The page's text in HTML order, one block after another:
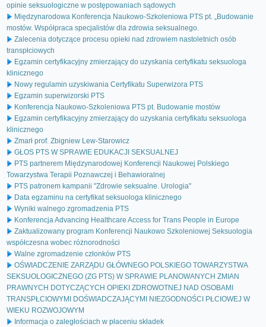
opinie seksuologiczne w postępowaniach sądowych
Międzynarodowa Konferencja Naukowo-Szkoleniowa PTS pt. „Budowanie
mostów. Współpraca specjalistów dla zdrowia seksualnego.
Zalecenia dotyczące procesu opieki nad zdrowiem nastoletnich osób
transpłciowych
Egzamin certyfikacyjny zmierzający do uzyskania certyfikatu seksuologa
klinicznego
Nowy regulamin uzyskiwania Certyfikatu Superwizora PTS
Egzamin superwizorski PTS
Konferencja Naukowo-Szkoleniowa PTS pt. Budowanie mostów
Egzamin certyfikacyjny zmierzający do uzyskania certyfikatu seksuologa
klinicznego
Zmarł prof. Zbigniew Lew-Starowicz
GŁOS PTS W SPRAWIE EDUKACJI SEKSUALNEJ
PTS partnerem Międzynarodowej Konferencji Naukowej Polskiego
Towarzystwa Terapii Poznawczej i Behawioralnej
PTS patronem kampanii "Zdrowie seksualne. Urologia"
Data egzaminu na certyfikat seksuologa klinicznego
Wyniki walnego zgromadzenia PTS
Konferencja Advancing Healthcare Access for Trans People in Europe
Zaktualizowany program Konferencji Naukowo Szkoleniowej Seksuologia
współczesna wobec różnorodności
Walne zgromadzenie członków PTS
OŚWIADCZENIE ZARZĄDU GŁÓWNEGO POLSKIEGO TOWARZYSTWA
SEKSUOLOGICZNEGO (ZG PTS) W SPRAWIE PLANOWANYCH ZMIAN
PRAWNYCH DOTYCZĄCYCH OPIEKI ZDROWOTNEJ NAD OSOBAMI
TRANSPŁCIOWYMI DOŚWIADCZAJĄCYMI NIEZGODNOŚCI PŁCIOWEJ W
WIEKU ROZWOJOWYM
Informacja o zaległościach w płaceniu składek